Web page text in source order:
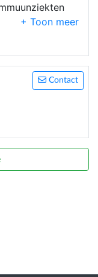
en het
De
zorg
levenskwaliteit,
deze Contact